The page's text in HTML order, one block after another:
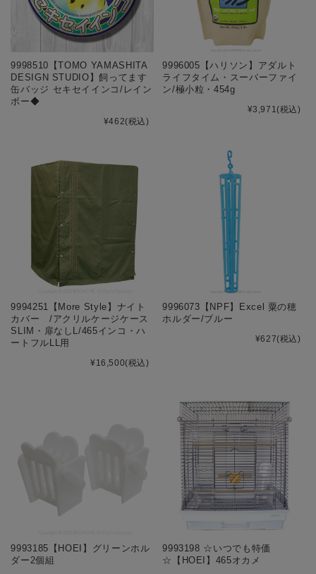
9998510【TOMO YAMASHITA
DESIGN STUDIO】飼ってます
缶バッジ セキセイインコ/レイン
ボー◆
¥462(税込)
9996005【ハリソン】アダルト
ライフタイム・スーパーファイ
ン/極小粒・454g
¥3,971(税込)
9994251【More Style】ナイト
カバー /アクリルケージケース
SLIM・扉なしL/465インコ・ハ
ートフルLL用
¥16,500(税込)
9996073【NPF】Excel 粟の穂
ホルダー/ブルー
¥627(税込)
9993185【HOEI】グリーンホル
ダー2個組
9993198 ☆いつでも特価
☆【HOEI】465オカメ